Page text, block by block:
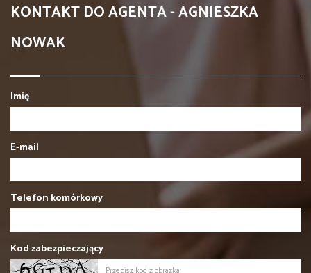
KONTAKT DO AGENTA - AGNIESZKA
NOWAK
Imię
E-mail
Telefon komórkowy
Kod zabezpieczający